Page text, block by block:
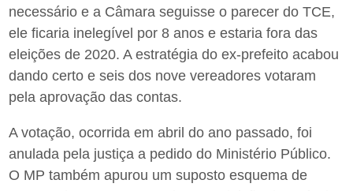
necessário e a Câmara seguisse o parecer do TCE,
ele ficaria inelegível por 8 anos e estaria fora das
eleições de 2020. A estratégia do ex-prefeito acabou
dando certo e seis dos nove vereadores votaram
pela aprovação das contas.
A votação, ocorrida em abril do ano passado, foi
anulada pela justiça a pedido do Ministério Público.
O MP também apurou um suposto esquema de